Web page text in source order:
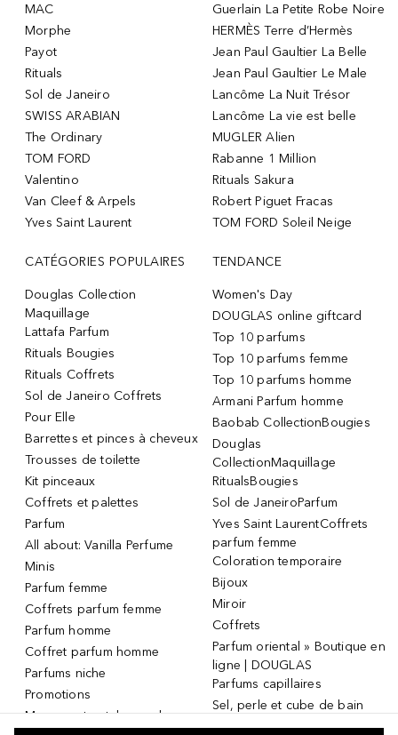
MAC
Morphe
Payot
Rituals
Sol de Janeiro
SWISS ARABIAN
The Ordinary
TOM FORD
Valentino
Van Cleef & Arpels
Yves Saint Laurent
Guerlain La Petite Robe Noire
HERMÈS Terre d’Hermès
Jean Paul Gaultier La Belle
Jean Paul Gaultier Le Male
Lancôme La Nuit Trésor
Lancôme La vie est belle
MUGLER Alien
Rabanne 1 Million
Rituals Sakura
Robert Piguet Fracas
TOM FORD Soleil Neige
CATÉGORIES POPULAIRES
Douglas Collection
Maquillage
Lattafa Parfum
Rituals Bougies
Rituals Coffrets
Sol de Janeiro Coffrets
Pour Elle
Barrettes et pinces à cheveux
Trousses de toilette
Kit pinceaux
Coffrets et palettes
Parfum
All about: Vanilla Perfume
Minis
Parfum femme
Coffrets parfum femme
Parfum homme
Coffret parfum homme
Parfums niche
Promotions
Masque et patch pour les
TENDANCE
Women's Day
DOUGLAS online giftcard
Top 10 parfums
Top 10 parfums femme
Top 10 parfums homme
Armani Parfum homme
Baobab CollectionBougies
Douglas
CollectionMaquillage
RitualsBougies
Sol de JaneiroParfum
Yves Saint LaurentCoffrets
parfum femme
Coloration temporaire
Bijoux
Miroir
Coffrets
Parfum oriental » Boutique en
ligne | DOUGLAS
Parfums capillaires
Sel, perle et cube de bain
Dermaroller